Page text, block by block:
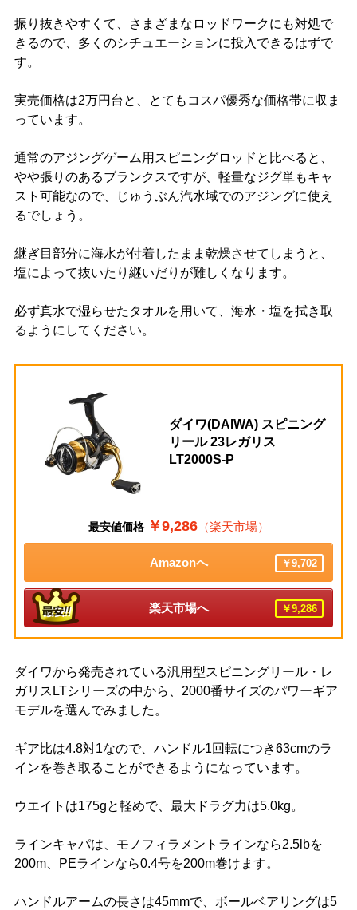
振り抜きやすくて、さまざまなロッドワークにも対処で
きるので、多くのシチュエーションに投入できるはずで
す。
実売価格は2万円台と、とてもコスパ優秀な価格帯に収ま
っています。
通常のアジングゲーム用スピニングロッドと比べると、
やや張りのあるブランクスですが、軽量なジグ単もキャ
スト可能なので、じゅうぶん汽水域でのアジングに使え
るでしょう。
継ぎ目部分に海水が付着したまま乾燥させてしまうと、
塩によって抜いたり継いだりが難しくなります。
必ず真水で湿らせたタオルを用いて、海水・塩を拭き取
るようにしてください。
ダイワ(DAIWA) スピニング
リール 23レガリス
LT2000S-P
最安値価格 ￥9,286（楽天市場）
Amazonへ ￥9,702
楽天市場へ ￥9,286
ダイワから発売されている汎用型スピニングリール・レ
ガリスLTシリーズの中から、2000番サイズのパワーギア
モデルを選んでみました。
ギア比は4.8対1なので、ハンドル1回転につき63cmのラ
インを巻き取ることができるようになっています。
ウエイトは175gと軽めで、最大ドラグ力は5.0kg。
ラインキャパは、モノフィラメントラインなら2.5lbを
200m、PEラインなら0.4号を200m巻けます。
ハンドルアームの長さは45mmで、ボールベアリングは5